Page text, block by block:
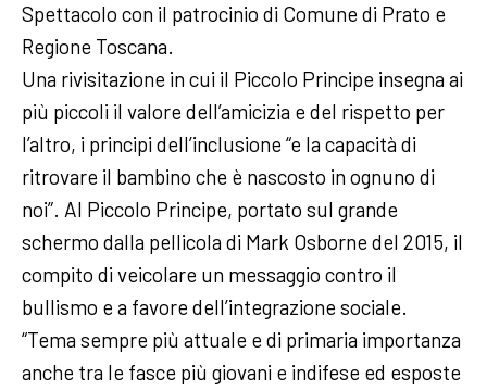
Spettacolo con il patrocinio di Comune di Prato e
Regione Toscana.
Una rivisitazione in cui il Piccolo Principe insegna ai
più piccoli il valore dell’amicizia e del rispetto per
l’altro, i principi dell’inclusione “e la capacità di
ritrovare il bambino che è nascosto in ognuno di
noi”. Al Piccolo Principe, portato sul grande
schermo dalla pellicola di Mark Osborne del 2015, il
compito di veicolare un messaggio contro il
bullismo e a favore dell’integrazione sociale.
“Tema sempre più attuale e di primaria importanza
anche tra le fasce più giovani e indifese ed esposte